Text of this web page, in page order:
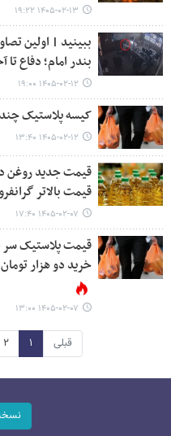
۱۴۰۵-۰۲-۱۳ ۱۹:۲۲
ببینید | اولین
بندر امام؛ دفاع
۱۴۰۵-۰۲-۱۲ ۱۹:۰۰
کیسه پلاستیک
۱۴۰۵-۰۲-۱۲ ۱۳:۴۰
قیمت جدید روغن
قیمت بالاتر
۱۴۰۵-۰۲-۰۷ ۱۷:۴۰
قیمت پلاستیک
خرید دو هزار تومان
۱۴۰۵-۰۲-۰۷ ۱۳:۰۰
قبلی ۱ ۲